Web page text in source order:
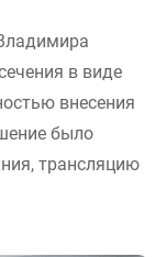
в виде
внесения
было
трансляцию